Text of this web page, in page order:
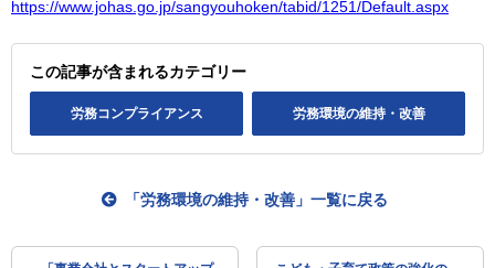
https://www.johas.go.jp/sangyouhoken/tabid/1251/Default.aspx
この記事が含まれるカテゴリー
労務コンプライアンス 労務環境の維持・改善
「労務環境の維持・改善」一覧に戻る